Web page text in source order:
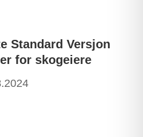
Standard Versjon
for skogeiere